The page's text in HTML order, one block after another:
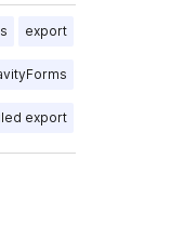
export
export